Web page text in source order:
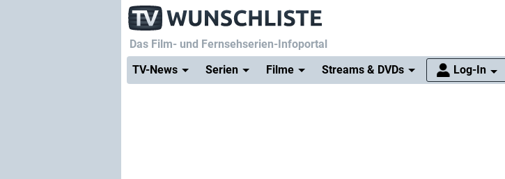
Das Film- und Fernsehserien-Infoportal
TV-News
Serien Filme Streams & DVDs Log-In